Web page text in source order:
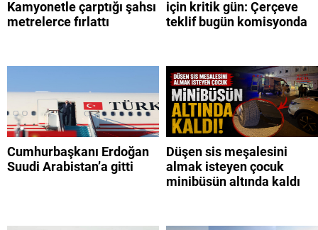
Kamyonetle çarptığı şahsı
metrelerce fırlattı
için kritik gün: Çerçeve
teklif bugün komisyonda
Cumhurbaşkanı Erdoğan
Suudi Arabistan’a gitti
Düşen sis meşalesini
almak isteyen çocuk
minibüsün altında kaldı